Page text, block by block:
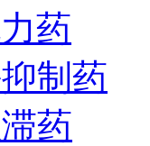
药
制药
药